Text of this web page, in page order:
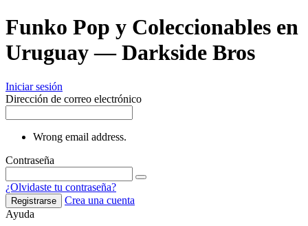
Funko Pop y Coleccionables en
Uruguay — Darkside Bros
Iniciar sesión
Dirección de correo electrónico
Wrong email address.
Contraseña
¿Olvidaste tu contraseña?
Registrarse
Crea una cuenta
Ayuda